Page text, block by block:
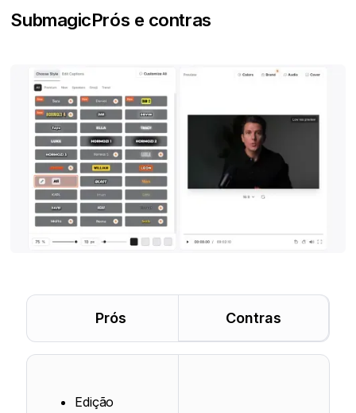
SubmagicPrós e contras
Prós Contras
Edição